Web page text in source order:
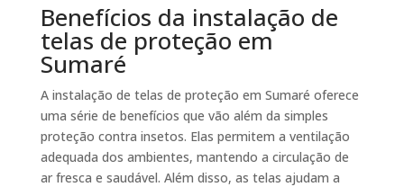
Benefícios da instalação de
telas de proteção em
Sumaré
A instalação de telas de proteção em Sumaré oferece
uma série de benefícios que vão além da simples
proteção contra insetos. Elas permitem a ventilação
adequada dos ambientes, mantendo a circulação de
ar fresca e saudável. Além disso, as telas ajudam a